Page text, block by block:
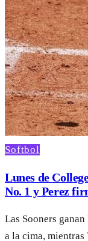
Softbol
Lunes de
No. 1 y Perez
Las Sooners
a la cima,